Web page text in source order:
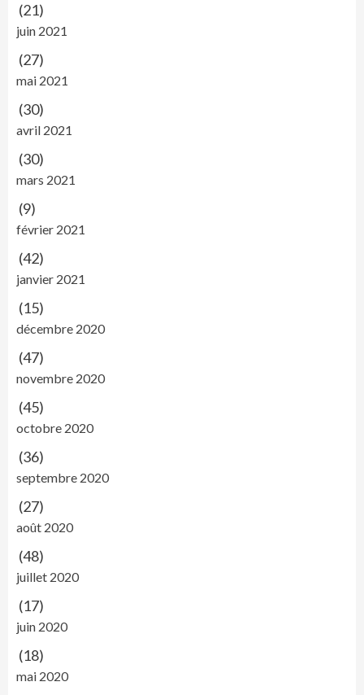
(21)
juin 2021
(27)
mai 2021
(30)
avril 2021
(30)
mars 2021
(9)
février 2021
(42)
janvier 2021
(15)
décembre 2020
(47)
novembre 2020
(45)
octobre 2020
(36)
septembre 2020
(27)
août 2020
(48)
juillet 2020
(17)
juin 2020
(18)
mai 2020